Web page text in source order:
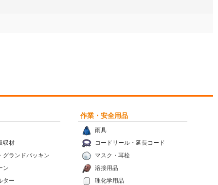
収材
グランドパッキン
ン
ター
作業・安全用品
雨具
コードリール・延長コード
マスク・耳栓
溶接用品
理化学用品